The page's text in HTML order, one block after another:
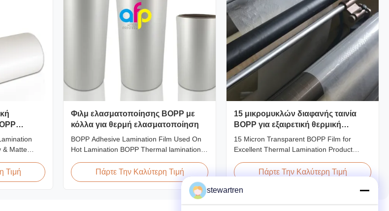
& Matte
Item
BOPP +
Τιμή
Φιλμ ελασματοποίησης BOPP με
κόλλα για θερμή ελασματοποίηση
BOPP Adhesive Lamination Film Used On
Hot Lamination BOPP Thermal lamination
particularly offset printing. It consists of
BOPP + EVA composite materials. BOPP
(biaxially oriented polypropylene) serves as
the base film produced through extrusion
Πάρτε Την Καλύτερη Τιμή
15 μικρομυκλών διαφανής ταινία
BOPP για εξαιρετική θερμική
λαμίνωση
15 Micron Transparent BOPP Film for
Excellent Thermal Lamination Product
Lamination Film is designed to preserve the
materials. Available in multiple thicknesses
Πάρτε Την Καλύτερη Τιμή
stewartren